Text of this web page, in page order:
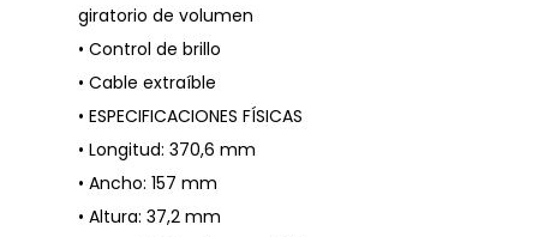
giratorio de volumen
• Control de brillo
• Cable extraíble
• ESPECIFICACIONES FÍSICAS
• Longitud: 370,6 mm
• Ancho: 157 mm
• Altura: 37,2 mm